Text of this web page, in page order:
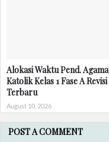
Alokasi Waktu Pend. Agama
Katolik Kelas 1 Fase A Revisi
Terbaru
August 10, 2026
POST A COMMENT